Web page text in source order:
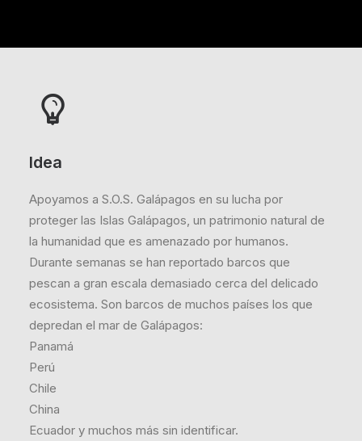
Idea
Apoyamos a S.O.S. Galápagos en su lucha por
proteger las Islas Galápagos, un patrimonio natural de
la humanidad que es amenazado por humanos.
Durante semanas se han reportado barcos que
pescan a gran escala demasiado cerca del delicado
ecosistema. Son barcos de muchos países los que
depredan el mar de Galápagos:
Panamá
Perú
Chile
China
Ecuador y muchos más sin identificar.